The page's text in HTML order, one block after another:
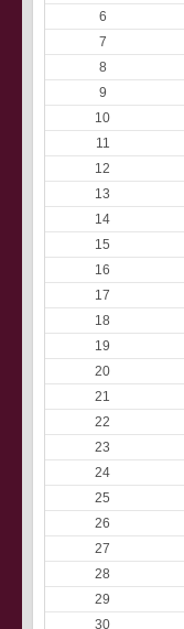
6
7
8
9
10
11
12
13
14
15
16
17
18
19
20
21
22
23
24
25
26
27
28
29
30